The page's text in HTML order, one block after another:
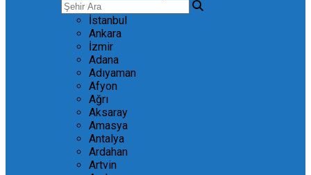
İstanbul
Ankara
İzmir
Adana
Adıyaman
Afyon
Ağrı
Aksaray
Amasya
Antalya
Ardahan
Artvin